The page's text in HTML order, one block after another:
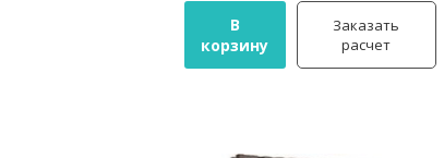
В
корзину
Заказать
расчет